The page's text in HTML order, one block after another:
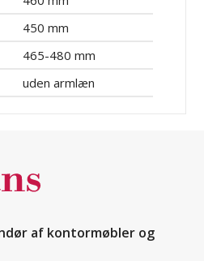
450 mm
465-480 mm
uden armlæn
af kontormøbler og